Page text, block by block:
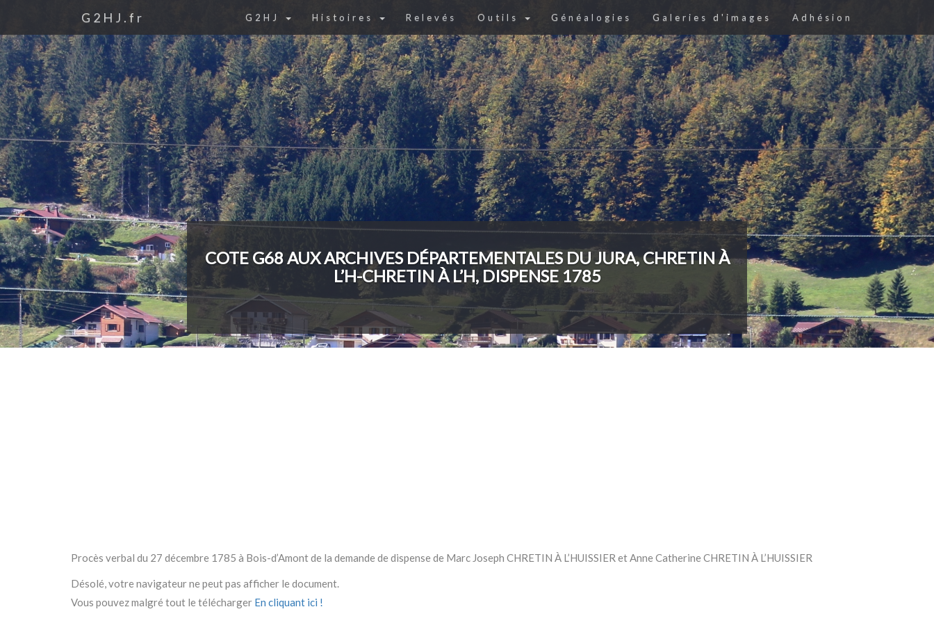
G2HJ.fr G2HJ Histoires Relevés Outils Généalogies Galeries d'images Adhésion
COTE G68 AUX ARCHIVES DÉPARTEMENTALES DU JURA, CHRETIN À
L’H-CHRETIN À L’H, DISPENSE 1785
Procès verbal du 27 décembre 1785 à Bois-d’Amont de la demande de dispense de Marc Joseph CHRETIN À L’HUISSIER et Anne Catherine CHRETIN À L’HUISSIER
Désolé, votre navigateur ne peut pas afficher le document.
Vous pouvez malgré tout le télécharger En cliquant ici !